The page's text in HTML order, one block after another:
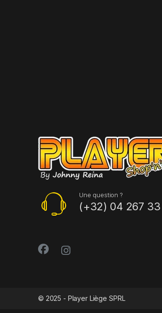
Une question ?
(+32) 04 267 33
© 2025 - Player Liège SPRL